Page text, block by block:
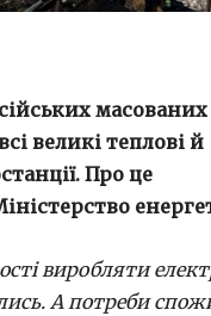
масованих
великі теплові й
Про це
виробляти
А потреби